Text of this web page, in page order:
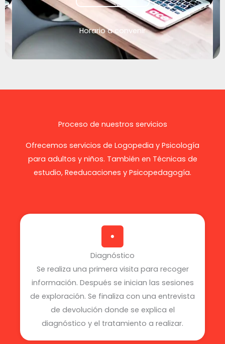
Horario a convenir
Proceso de nuestros servicios
Ofrecemos servicios de Logopedia y Psicología
para adultos y niños. También en Técnicas de
estudio, Reeducaciones y Psicopedagogía.
Diagnóstico
Se realiza una primera visita para recoger
información. Después se inician las sesiones
de exploración. Se finaliza con una entrevista
de devolución donde se explica el
diagnóstico y el tratamiento a realizar.